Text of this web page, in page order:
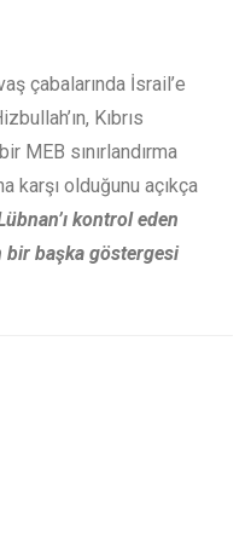
çabalarında İsrail’e
Kıbrıs
MEB sınırlandırma
karşı olduğunu açıkça
kontrol eden
bir başka göstergesi